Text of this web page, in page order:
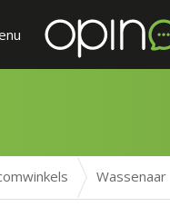
Wassenaar